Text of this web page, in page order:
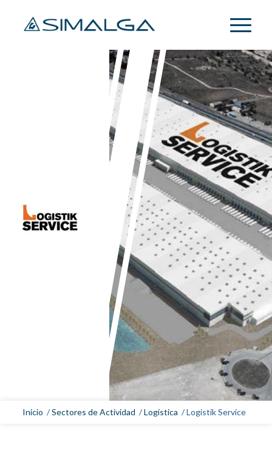
Inicio / Sectores de Actividad / Logística / Logistik Service